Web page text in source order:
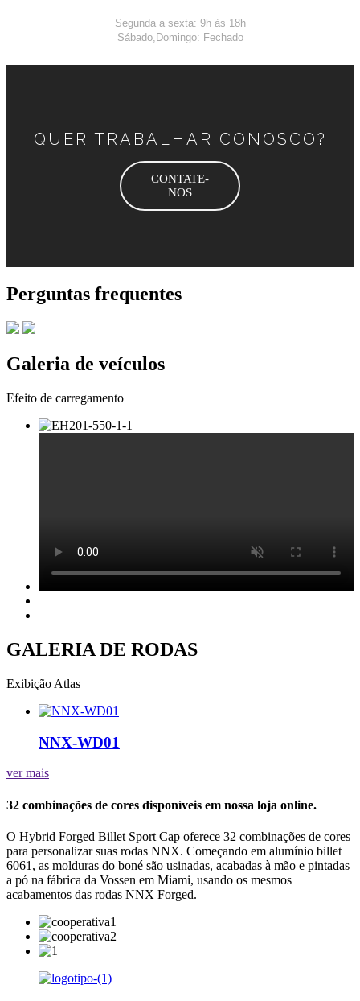
Segunda a sexta: 9h às 18h
Sábado, Domingo: Fechado
QUER TRABALHAR CONOSCO?
CONTATE-
NOS
Perguntas frequentes
Galeria de veículos
Efeito de carregamento
GALERIA DE RODAS
Exibição Atlas
NNX-WD01
ver mais
32 combinações de cores disponíveis em nossa loja online.
O Hybrid Forged Billet Sport Cap oferece 32 combinações de cores
para personalizar suas rodas NNX. Começando em alumínio billet
6061, as molduras do boné são usinadas, acabadas à mão e pintadas
a pó na fábrica da Vossen em Miami, usando os mesmos
acabamentos das rodas NNX Forged.